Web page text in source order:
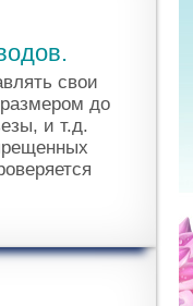
свои
до
и т.д.